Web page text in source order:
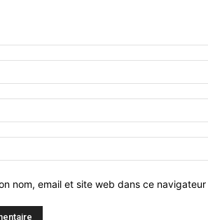
nom, email et site web dans ce